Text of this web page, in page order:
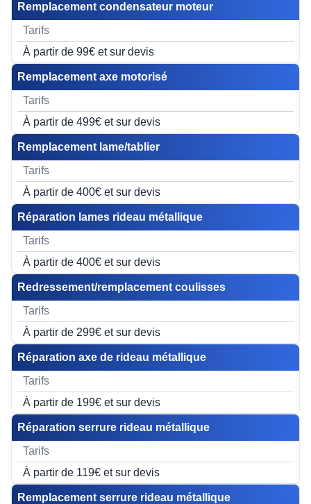
Remplacement condensateur moteur
À partir de 99€ et sur devis
Remplacement axe motorisé
À partir de 499€ et sur devis
Remplacement lame/tablier
À partir de 400€ et sur devis
Réparation lames rideau métallique
À partir de 400€ et sur devis
Redressement/remplacement coulisses
À partir de 299€ et sur devis
Réparation axe de rideau métallique
À partir de 199€ et sur devis
Réparation serrure rideau métallique
À partir de 119€ et sur devis
Remplacement serrure rideau métallique